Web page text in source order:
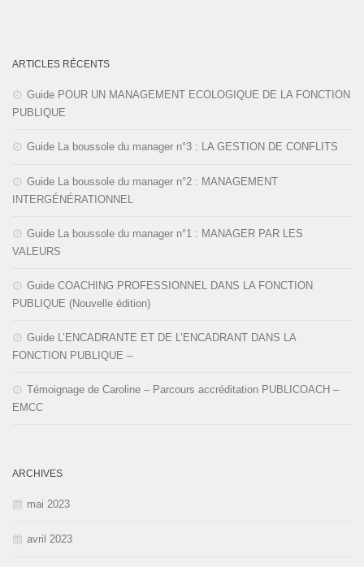
ARTICLES RÉCENTS
Guide POUR UN MANAGEMENT ECOLOGIQUE DE LA FONCTION
PUBLIQUE
Guide La boussole du manager n°3 : LA GESTION DE CONFLITS
Guide La boussole du manager n°2 : MANAGEMENT
INTERGÉNÉRATIONNEL
Guide La boussole du manager n°1 : MANAGER PAR LES
VALEURS
Guide COACHING PROFESSIONNEL DANS LA FONCTION
PUBLIQUE (Nouvelle édition)
Guide L’ENCADRANTE ET DE L’ENCADRANT DANS LA
FONCTION PUBLIQUE –
Témoignage de Caroline – Parcours accréditation PUBLICOACH –
EMCC
ARCHIVES
mai 2023
avril 2023